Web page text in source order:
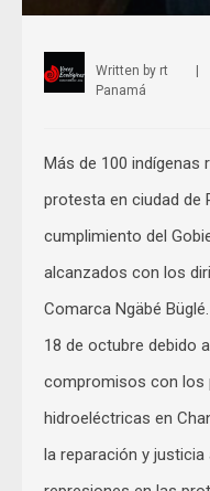
Written by rt
Panamá
Más de 100 indígenas
protesta en ciudad de
cumplimiento del
alcanzados con los
Comarca Ngäbé
18 de octubre debido
compromisos con los
hidroeléctricas en
la reparación y